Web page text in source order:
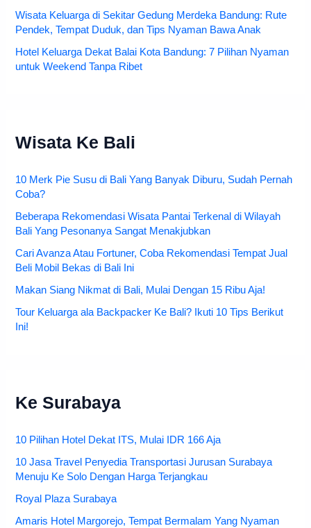
Wisata Keluarga di Sekitar Gedung Merdeka Bandung: Rute
Pendek, Tempat Duduk, dan Tips Nyaman Bawa Anak
Hotel Keluarga Dekat Balai Kota Bandung: 7 Pilihan Nyaman
untuk Weekend Tanpa Ribet
Wisata Ke Bali
10 Merk Pie Susu di Bali Yang Banyak Diburu, Sudah Pernah
Coba?
Beberapa Rekomendasi Wisata Pantai Terkenal di Wilayah
Bali Yang Pesonanya Sangat Menakjubkan
Cari Avanza Atau Fortuner, Coba Rekomendasi Tempat Jual
Beli Mobil Bekas di Bali Ini
Makan Siang Nikmat di Bali, Mulai Dengan 15 Ribu Aja!
Tour Keluarga ala Backpacker Ke Bali? Ikuti 10 Tips Berikut
Ini!
Ke Surabaya
10 Pilihan Hotel Dekat ITS, Mulai IDR 166 Aja
10 Jasa Travel Penyedia Transportasi Jurusan Surabaya
Menuju Ke Solo Dengan Harga Terjangkau
Royal Plaza Surabaya
Amaris Hotel Margorejo, Tempat Bermalam Yang Nyaman